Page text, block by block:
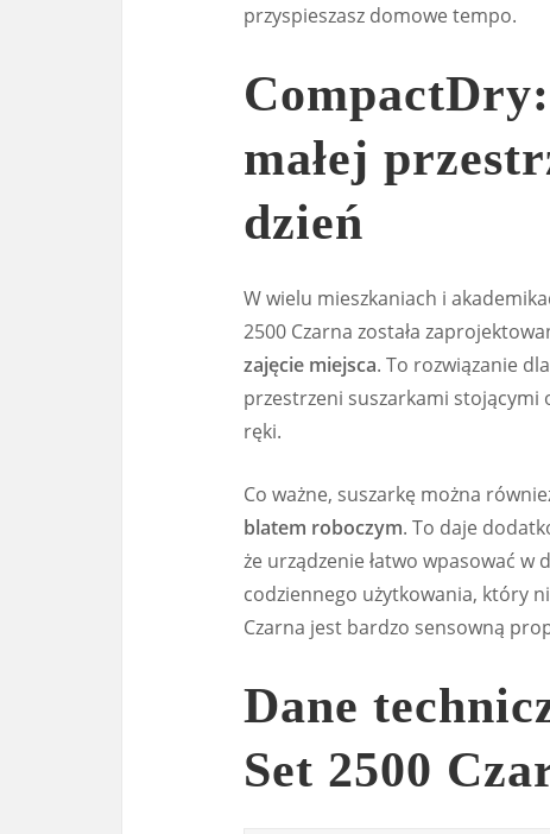
przyspieszasz domowe tempo.
małej
dzień
W wielu mieszkaniach i
2500 Czarna została
zajęcie miejsca. To rozwiązanie
przestrzeni suszarkami stojącymi
ręki.
Co ważne, suszarkę można
blatem roboczym. To daje
że urządzenie łatwo wpasować w
codziennego użytkowania, który
Czarna jest bardzo sensowną
Dane
Set 2500